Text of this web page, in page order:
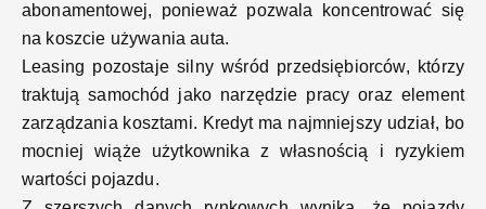
abonamentowej, ponieważ pozwala koncentrować się
na koszcie używania auta.
Leasing pozostaje silny wśród przedsiębiorców, którzy
traktują samochód jako narzędzie pracy oraz element
zarządzania kosztami. Kredyt ma najmniejszy udział, bo
mocniej wiąże użytkownika z własnością i ryzykiem
wartości pojazdu.